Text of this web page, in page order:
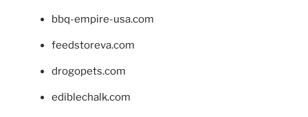
bbq-empire-usa.com
feedstoreva.com
drogopets.com
ediblechalk.com